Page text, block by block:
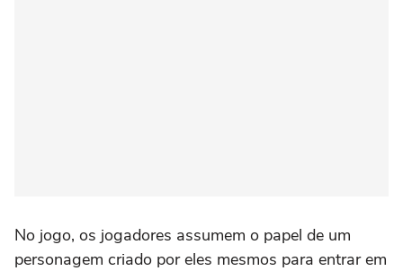
No jogo, os jogadores assumem o papel de um
personagem criado por eles mesmos para entrar em